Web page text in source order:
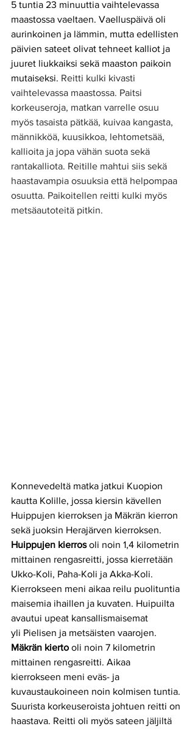
5 tuntia 23 minuuttia vaihtelevassa
maastossa vaeltaen. Vaelluspäivä oli
aurinkoinen ja lämmin, mutta edellisten
päivien sateet olivat tehneet kalliot ja
juuret liukkaiksi sekä maaston paikoin
mutaiseksi. Reitti kulki kivasti
vaihtelevassa maastossa. Paitsi
korkeuseroja, matkan varrelle osuu
myös tasaista pätkää, kuivaa kangasta,
männikköä, kuusikkoa, lehtometsää,
kallioita ja jopa vähän suota sekä
rantakalliota. Reitille mahtui siis sekä
haastavampia osuuksia että helpompaa
osuutta. Paikoitellen reitti kulki myös
metsäautoteitä pitkin.
Konnevedeltä matka jatkui Kuopion
kautta Kolille, jossa kiersin kävellen
Huippujen kierroksen ja Mäkrän kierron
sekä juoksin Herajärven kierroksen.
Huippujen kierros oli noin 1,4 kilometrin
mittainen rengasreitti, jossa kierretään
Ukko-Koli, Paha-Koli ja Akka-Koli.
Kierrokseen meni aikaa reilu puolituntia
maisemia ihaillen ja kuvaten. Huipuilta
avautui upeat kansallismaisemat
yli Pielisen ja metsäisten vaarojen.
Mäkrän kierto oli noin 7 kilometrin
mittainen rengasreitti. Aikaa
kierrokseen meni eväs- ja
kuvaustaukoineen noin kolmisen tuntia.
Suurista korkeuseroista johtuen reitti on
haastava. Reitti oli myös sateen jäljiltä